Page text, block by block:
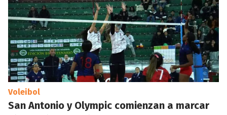
Voleibol
San Antonio y Olympic comienzan a marcar